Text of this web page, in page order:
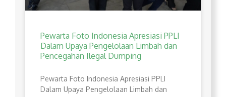
Pewarta Foto Indonesia Apresiasi PPLI
Dalam Upaya Pengelolaan Limbah dan
Pencegahan Ilegal Dumping
Pewarta Foto Indonesia Apresiasi PPLI
Dalam Upaya Pengelolaan Limbah dan